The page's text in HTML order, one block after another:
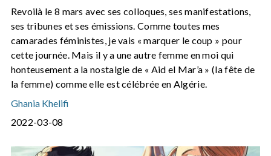
Revoilà le 8 mars avec ses colloques, ses manifestations,
ses tribunes et ses émissions. Comme toutes mes
camarades féministes, je vais « marquer le coup » pour
cette journée. Mais il y a une autre femme en moi qui
honteusement a la nostalgie de « Aid el Mar’a » (la fête de
la femme) comme elle est célébrée en Algérie.
Ghania Khelifi
2022-03-08